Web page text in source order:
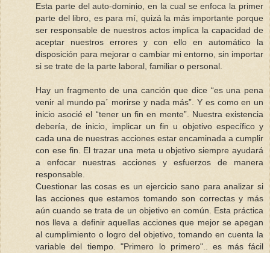
Esta parte del auto-dominio, en la cual se enfoca la primer
parte del libro, es para mí, quizá la más importante porque
ser responsable de nuestros actos implica la capacidad de
aceptar nuestros errores y con ello en automático la
disposición para mejorar o cambiar mi entorno, sin importar
si se trate de la parte laboral, familiar o personal.
Hay un fragmento de una canción que dice “es una pena
venir al mundo pa´ morirse y nada más”. Y es como en un
inicio asocié el “tener un fin en mente”. Nuestra existencia
debería, de inicio, implicar un fin u objetivo específico y
cada una de nuestras acciones estar encaminada a cumplir
con ese fin. El trazar una meta u objetivo siempre ayudará
a enfocar nuestras acciones y esfuerzos de manera
responsable.
Cuestionar las cosas es un ejercicio sano para analizar si
las acciones que estamos tomando son correctas y más
aún cuando se trata de un objetivo en común. Esta práctica
nos lleva a definir aquellas acciones que mejor se apegan
al cumplimiento o logro del objetivo, tomando en cuenta la
variable del tiempo. "Primero lo primero".. es más fácil